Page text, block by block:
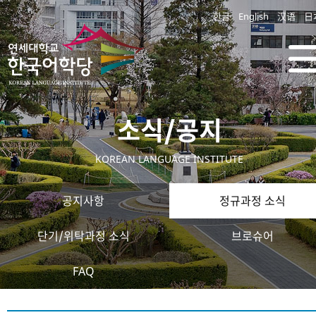
한글 English 汉语 日
소식/공지
KOREAN LANGUAGE INSTITUTE
공지사항 정규과정 소식
단기/위탁과정 소식 브로슈어
FAQ